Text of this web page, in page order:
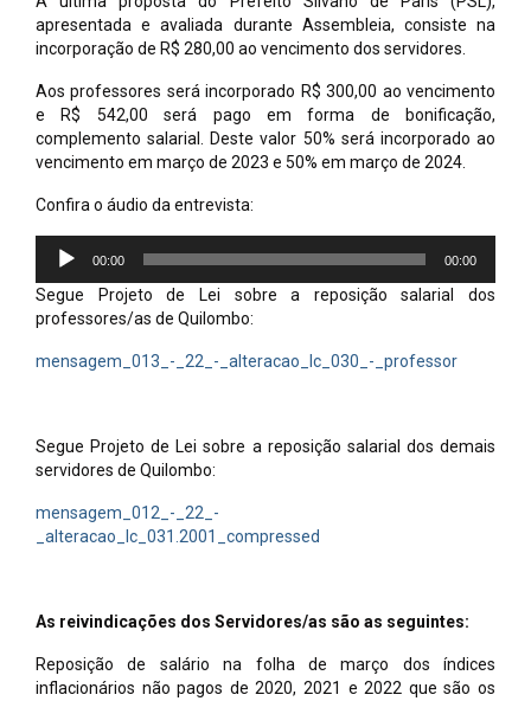
apresentada e avaliada durante Assembleia, consiste na
incorporação de R$ 280,00 ao vencimento dos servidores.
Aos professores será incorporado R$ 300,00 ao vencimento
e R$ 542,00 será pago em forma de bonificação,
complemento salarial. Deste valor 50% será incorporado ao
vencimento em março de 2023 e 50% em março de 2024.
Confira o áudio da entrevista:
Tocador
áudio
00:00 00:00
Segue Projeto de Lei sobre a reposição salarial dos
professores/as de Quilombo:
mensagem_013_-_22_-_alteracao_lc_030_-_professor
Segue Projeto de Lei sobre a reposição salarial dos demais
servidores de Quilombo:
mensagem_012_-_22_-
_alteracao_lc_031.2001_compressed
As reivindicações dos Servidores/as são as seguintes:
Reposição de salário na folha de março dos índices
inflacionários não pagos de 2020, 2021 e 2022 que são os